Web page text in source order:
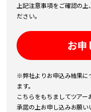
上記注意事項をご確認の
ださい。
お申
※弊社よりお申込み結果に
ます。
こちらをもちましてツア
承諾の上お申し込みお願い